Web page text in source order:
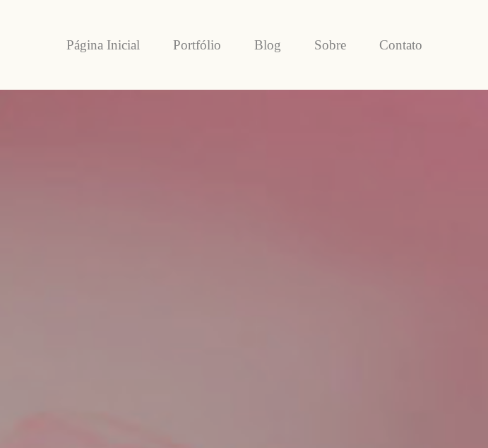
Página Inicial Portfólio Blog Sobre Contato